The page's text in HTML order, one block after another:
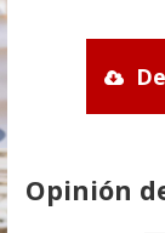
Opinión